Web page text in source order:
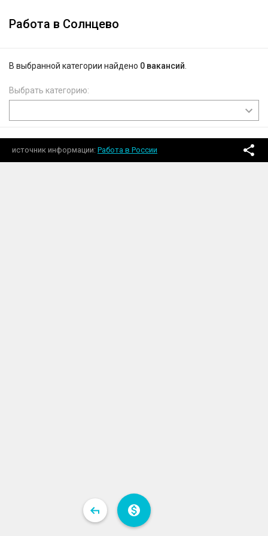
Работа в Солнцево
В выбранной категории найдено 0 вакансий
Выбрать категорию:
источник информации Работа в России